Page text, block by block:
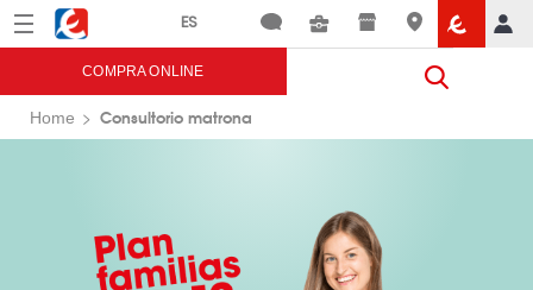
Menú Eroski
COMPRA ONLINE
Home Consultorio matrona